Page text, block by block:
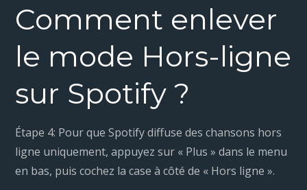
Comment enlever
le mode Hors-ligne
sur Spotify ?
Étape 4: Pour que Spotify diffuse des chansons hors
ligne uniquement, appuyez sur « Plus » dans le menu
en bas, puis cochez la case à côté de « Hors ligne ».